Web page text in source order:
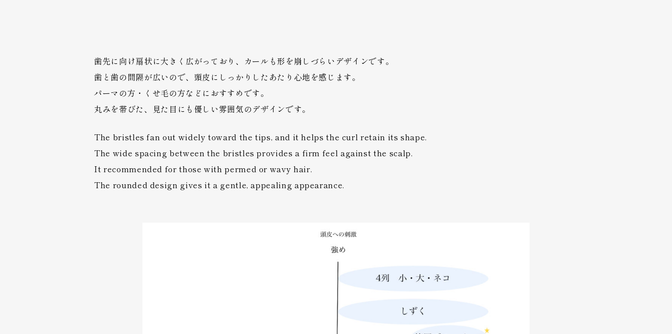
歯先に向け扇状に大きく広がっており、カールも形を崩しづらいデザインです。
歯と歯の間隔が広いので、頭皮にしっかりしたあたり心地を感じます。
パーマの方・くせ毛の方などにおすすめです。
丸みを帯びた、見た目にも優しい雰囲気のデザインです。
The bristles fan out widely toward the tips, and it helps the curl retain its shape.
The wide spacing between the bristles provides a firm feel against the scalp.
It recommended for those with permed or wavy hair.
The rounded design gives it a gentle, appealing appearance.